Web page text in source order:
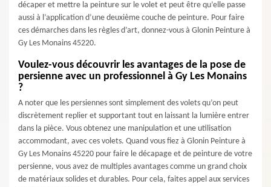
décaper et mettre la peinture sur le volet et peut être qu’elle passe
aussi à l’application d’une deuxième couche de peinture. Pour faire
ces démarches dans les règles d’art, donnez-vous à Glonin Peinture à
Gy Les Monains 45220.
Voulez-vous découvrir les avantages de la pose de
persienne avec un professionnel à Gy Les Monains
?
A noter que les persiennes sont simplement des volets qu’on peut
discrètement replier et supportant tout en laissant la lumière entrer
dans la pièce. Vous obtenez une manipulation et une utilisation
accommodant, avec ces volets. Quand vous fiez à Glonin Peinture à
Gy Les Monains 45220 pour faire le décapage et de peinture de votre
persienne, vous avez de multiples avantages comme un grand choix
de matériaux solides et durables. Pour cela, faites appel aux services